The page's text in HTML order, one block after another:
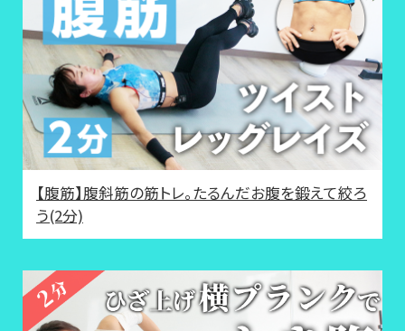
【腹筋】腹斜筋の筋トレ。たるんだお腹を鍛えて絞ろ
う(2分)